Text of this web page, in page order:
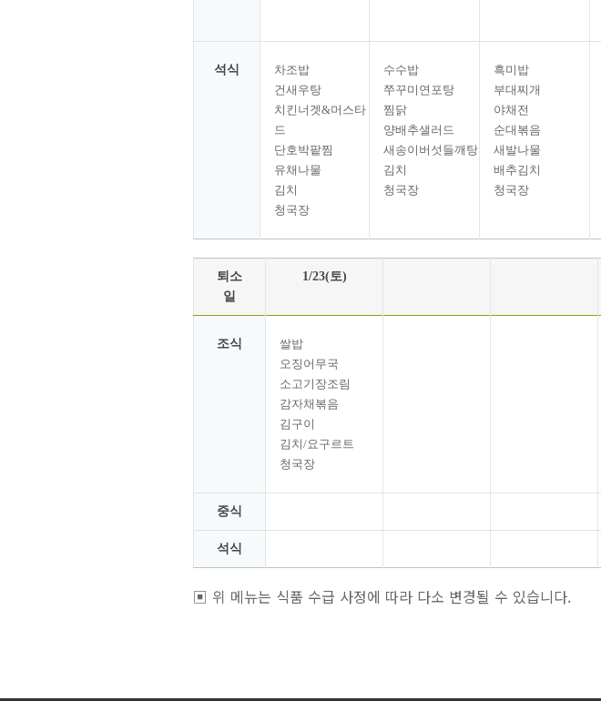
석식
차조밥
건새우탕
치킨너겟&머스타
드
단호박팥찜
유채나물
김치
청국장
수수밥
쭈꾸미연포탕
찜닭
양배추샐러드
새송이버섯들깨탕
김치
청국장
흑미밥
부대찌개
야채전
순대볶음
새발나물
배추김치
청국장
퇴소
일
1/23(토)
조식
쌀밥
오징어무국
소고기장조림
감자채볶음
김구이
김치/요구르트
청국장
중식
석식
▣ 위 메뉴는 식품 수급 사정에 따라 다소 변경될 수 있습니다.